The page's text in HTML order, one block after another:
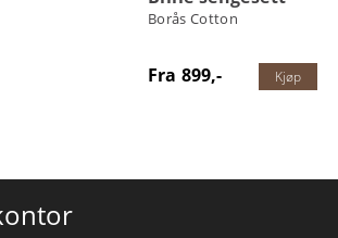
Borås Cotton
Fra 899,- Kjøp